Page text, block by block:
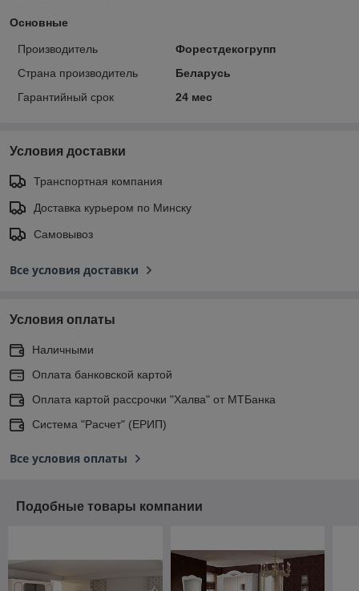
Основные
Производитель
Форестдекогрупп
Страна производитель
Беларусь
Гарантийный срок
24 мес
Условия доставки
Транспортная компания
Доставка курьером по Минску
Самовывоз
Все условия доставки
Условия оплаты
Наличными
Оплата банковской картой
Оплата картой рассрочки "Халва" от МТБанка
Система "Расчет" (ЕРИП)
Все условия оплаты
Подобные товары компании